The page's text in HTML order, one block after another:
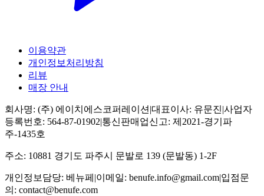
이용약관
개인정보처리방침
리뷰
매장 안내
회사명: (주) 에이치에스코퍼레이션|대표이사: 유문진|사업자
등록번호: 564-87-01902|통신판매업신고: 제2021-경기파
주-1435호
주소: 10881 경기도 파주시 문발로 139 (문발동) 1-2F
개인정보담당: 베뉴페 |이메일: benufe.info@gmail.com|입점문
의: contact@benufe.com